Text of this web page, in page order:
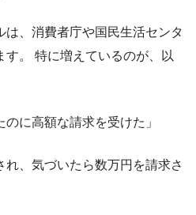
は、消費者庁や国民生活センタ
す。 特に増えているのが、以
のに高額な請求を受けた」
れ、気づいたら数万円を請求さ